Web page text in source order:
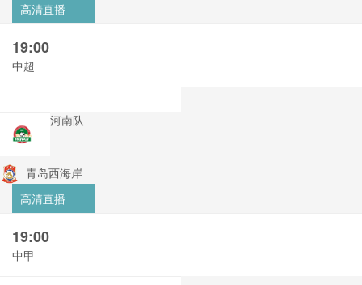
高清直播
19:00
中超
河南队
青岛西海岸
高清直播
19:00
中甲